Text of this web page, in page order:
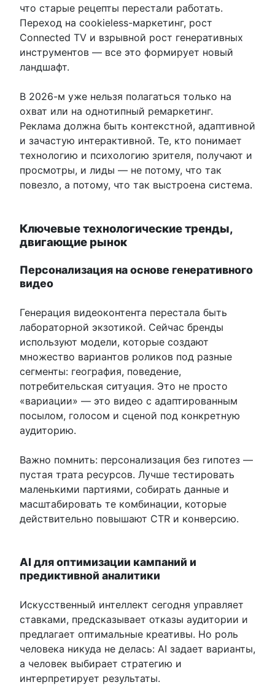
что старые рецепты перестали работать.
Переход на cookieless-маркетинг, рост
Connected TV и взрывной рост генеративных
инструментов — все это формирует новый
ландшафт.
В 2026-м уже нельзя полагаться только на
охват или на однотипный ремаркетинг.
Реклама должна быть контекстной, адаптивной
и зачастую интерактивной. Те, кто понимает
технологию и психологию зрителя, получают и
просмотры, и лиды — не потому, что так
повезло, а потому, что так выстроена система.
Ключевые технологические тренды,
двигающие рынок
Персонализация на основе генеративного
видео
Генерация видеоконтента перестала быть
лабораторной экзотикой. Сейчас бренды
используют модели, которые создают
множество вариантов роликов под разные
сегменты: география, поведение,
потребительская ситуация. Это не просто
«вариации» — это видео с адаптированным
посылом, голосом и сценой под конкретную
аудиторию.
Важно помнить: персонализация без гипотез —
пустая трата ресурсов. Лучше тестировать
маленькими партиями, собирать данные и
масштабировать те комбинации, которые
действительно повышают CTR и конверсию.
AI для оптимизации кампаний и
предиктивной аналитики
Искусственный интеллект сегодня управляет
ставками, предсказывает отказы аудитории и
предлагает оптимальные креативы. Но роль
человека никуда не делась: AI задает варианты,
а человек выбирает стратегию и
интерпретирует результаты.